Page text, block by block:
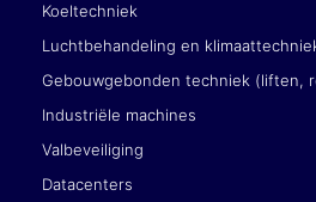
Koeltechniek
Luchtbehandeling en
Gebouwgebonden techniek (liften,
Industriële machines
Valbeveiliging
Datacenters